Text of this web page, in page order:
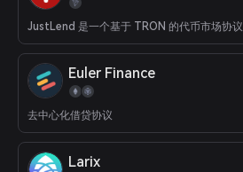
JustLend 是一个基于 TRON 的代币市场协议
Euler Finance
去中心化借贷协议
Larix